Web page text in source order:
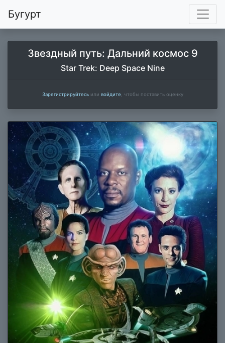
Бугурт
Звездный путь: Дальний космос 9
Star Trek: Deep Space Nine
Зарегистрируйтесьили войдите , чтобы поставить оценку